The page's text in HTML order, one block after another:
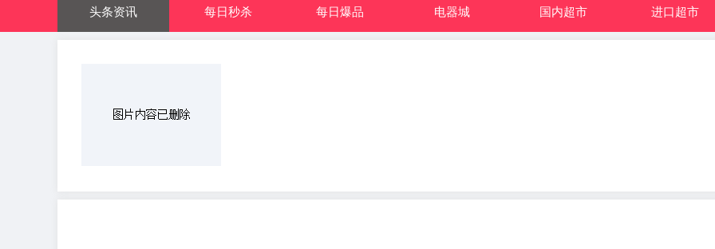
头条资讯 每日秒杀 每日爆品 电器城 国内超市 进口超市